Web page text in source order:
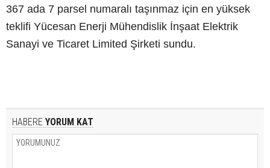
367 ada 7 parsel numaralı taşınmaz için en yüksek
teklifi Yücesan Enerji Mühendislik İnşaat Elektrik
Sanayi ve Ticaret Limited Şirketi sundu.
HABERE YORUM KAT